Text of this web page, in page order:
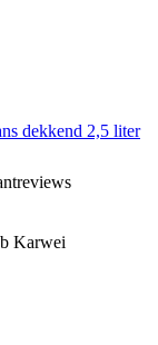
dekkend 2,5 liter
Karwei